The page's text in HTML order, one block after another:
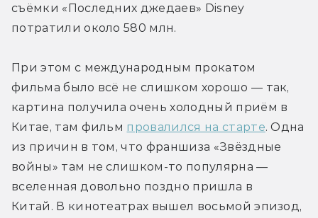
съёмки «Последних джедаев» Disney
потратили около 580 млн.
При этом с международным прокатом
фильма было всё не слишком хорошо — так,
картина получила очень холодный приём в
Китае, там фильм провалился на старте. Одна
из причин в том, что франшиза «Звёздные
войны» там не слишком-то популярна —
вселенная довольно поздно пришла в
Китай. В кинотеатрах вышел восьмой эпизод,